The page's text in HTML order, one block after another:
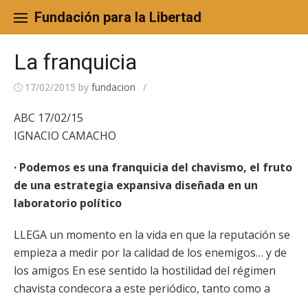
content
Fundación para la Libertad
La franquicia
17/02/2015 by fundacion /
ABC 17/02/15
IGNACIO CAMACHO
· Podemos es una franquicia del chavismo, el fruto
de una estrategia expansiva diseñada en un
laboratorio político
LLEGA un momento en la vida en que la reputación se
empieza a medir por la calidad de los enemigos… y de
los amigos En ese sentido la hostilidad del régimen
chavista condecora a este periódico, tanto como a